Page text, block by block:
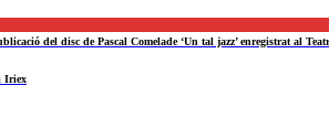
del disc de Pascal Comelade ‘Un tal jazz’ enregistrat al
Iriex